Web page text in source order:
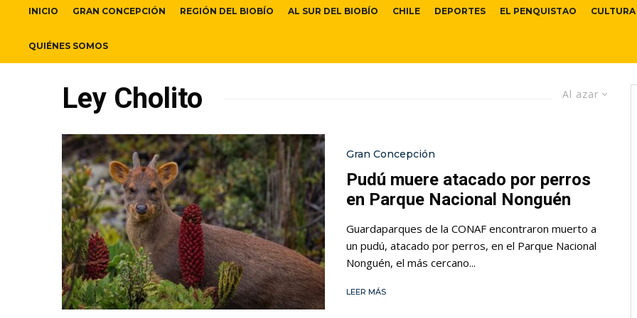
INICIO GRAN CONCEPCIÓN REGIÓN DEL BIOBÍO AL SUR DEL BIOBÍO CHILE DEPORTES EL PENQUISTAO CULTURA
QUIÉNES SOMOS
Al azar
Ley Cholito
Gran Concepción
Pudú muere atacado por perros
en Parque Nacional Nonguén
Guardaparques de la CONAF encontraron muerto a
un pudú, atacado por perros, en el Parque Nacional
Nonguén, el más cercano...
LEER MÁS